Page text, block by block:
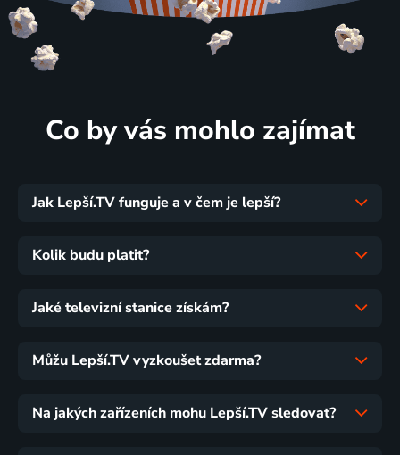
Co by vás mohlo zajímat
Jak Lepší.TV funguje a v čem je lepší?
Kolik budu platit?
Jaké televizní stanice získám?
Můžu Lepší.TV vyzkoušet zdarma?
Na jakých zařízeních mohu Lepší.TV sledovat?